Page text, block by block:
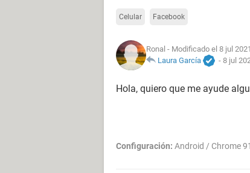
Celular Facebook
Ronal - Modificado el 8 jul
Laura García
- 8 jul
Hola, quiero que me ayude
Configuración: Android / Chrome